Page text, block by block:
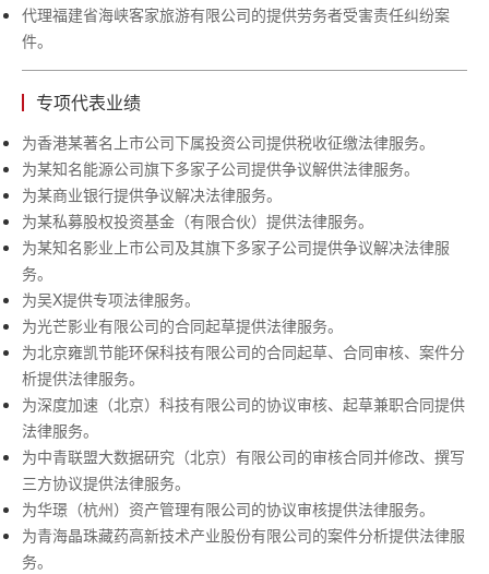
代理福建省海峡客家旅游有限公司的提供劳务者受害责任纠纷案
件。
专项代表业绩
为香港某著名上市公司下属投资公司提供税收征缴法律服务。
为某知名能源公司旗下多家子公司提供争议解供法律服务。
为某商业银行提供争议解决法律服务。
为某私募股权投资基金（有限合伙）提供法律服务。
为某知名影业上市公司及其旗下多家子公司提供争议解决法律服
务。
为吴X提供专项法律服务。
为光芒影业有限公司的合同起草提供法律服务。
为北京雍凯节能环保科技有限公司的合同起草、合同审核、案件分
析提供法律服务。
为深度加速（北京）科技有限公司的协议审核、起草兼职合同提供
法律服务。
为中青联盟大数据研究（北京）有限公司的审核合同并修改、撰写
三方协议提供法律服务。
为华璟（杭州）资产管理有限公司的协议审核提供法律服务。
为青海晶珠藏药高新技术产业股份有限公司的案件分析提供法律服
务。